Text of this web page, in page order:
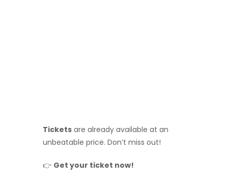
Tickets are already available at an
unbeatable price. Don’t miss out!
👉 Get your ticket now!